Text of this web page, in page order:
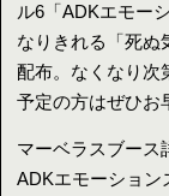
ル6「ADKエモー
なりきれる「死ぬ
配布。なくなり次
予定の方はぜひお
マーベラスブース
ADKエモーション